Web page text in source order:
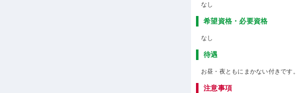
なし
希望資格・必要資格
なし
待遇
お昼・夜ともにまかない付きです。
注意事項